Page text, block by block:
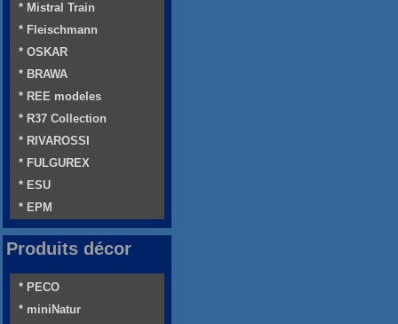
* Mistral Train
* Fleischmann
* OSKAR
* BRAWA
* REE modeles
* R37 Collection
* RIVAROSSI
* FULGUREX
* ESU
* EPM
Produits décor
* PECO
* miniNatur